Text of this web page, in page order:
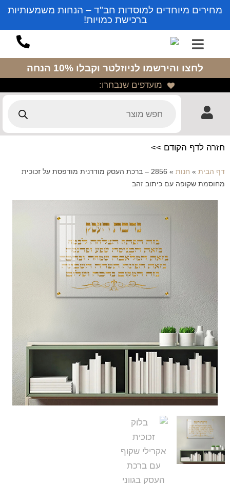
מחירים מיוחדים למוסדות חב"ד – הנחות משמעותיות
ברכישת כמויות!
לחצו והירשמו לניוזלטר וקבלו 10% הנחה
מועדפים שנבחרו:
חזרה לדף הקודם >>
דף הבית » חנות »
2856 – ברכת העסק מודרנית מודפסת על זכוכית
מחוסמת שקופה עם כיתוב זהב